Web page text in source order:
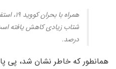
همراه
درصد.